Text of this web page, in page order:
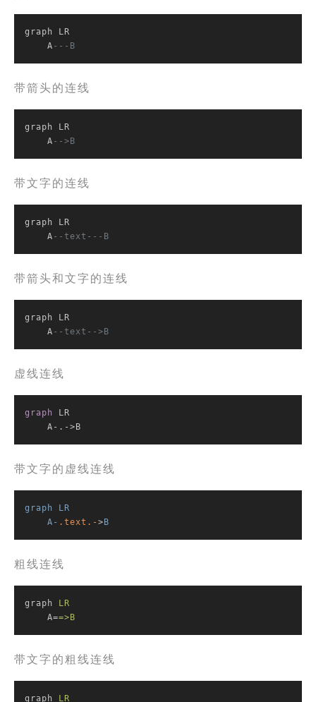
graph LR
    A
---B
带箭头的连线
graph LR
    A
-->B
带文字的连线
graph LR
    A
--text---B
带箭头和文字的连线
graph LR
    A
--text-->B
虚线连线
graph
LR
    A-.->B
带文字的虚线连线
graph
LR
A- .text .-> B
粗线连线
graph
LR
A==>B
带文字的粗线连线
graph
LR